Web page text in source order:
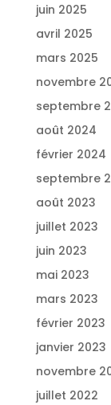
juin 2025
avril 2025
mars 2025
novembre
septembre
août 2024
février 2024
septembre
août 2023
juillet 2023
juin 2023
mai 2023
mars 2023
février 2023
janvier 2023
novembre
juillet 2022